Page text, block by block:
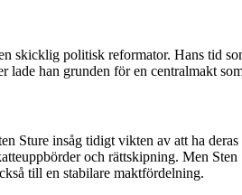
skicklig politisk reformator. Hans tid
han grunden för en centralmakt
Sture insåg tidigt vikten av att ha
och rättskipning. Men
till en stabilare maktfördelning.